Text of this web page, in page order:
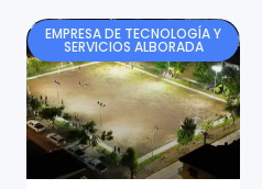
EMPRESA DE TECNOLOGÍA Y
SERVICIOS ALBORADA